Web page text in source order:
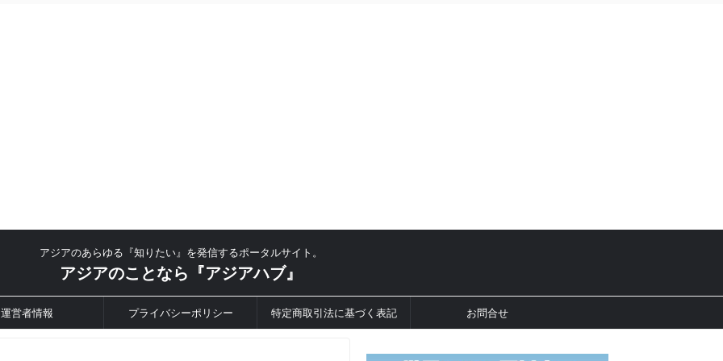
アジアのあらゆる『知りたい』を発信するポータルサイト。
アジアのことなら『アジアハブ』
運営者情報 プライバシーポリシー 特定商取引法に基づく表記 お問合せ